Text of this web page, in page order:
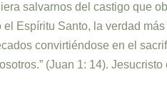
salvarnos del castigo que
Espíritu Santo, la verdad
convirtiéndose en el
(Juan 1: 14).